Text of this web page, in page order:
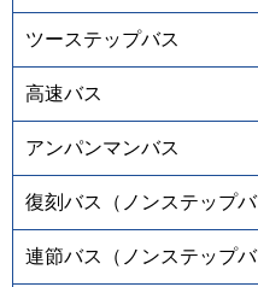
ツーステップバス
高速バス
アンパンマンバス
復刻バス（ノンステップバ
連節バス（ノンステップバ